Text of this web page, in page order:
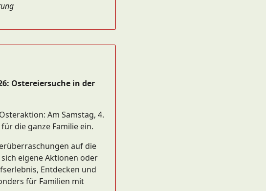
Ostereiersuche in der
Am Samstag, 4.
die ganze Familie ein.
auf die
eigene Aktionen oder
Entdecken und
für Familien mit